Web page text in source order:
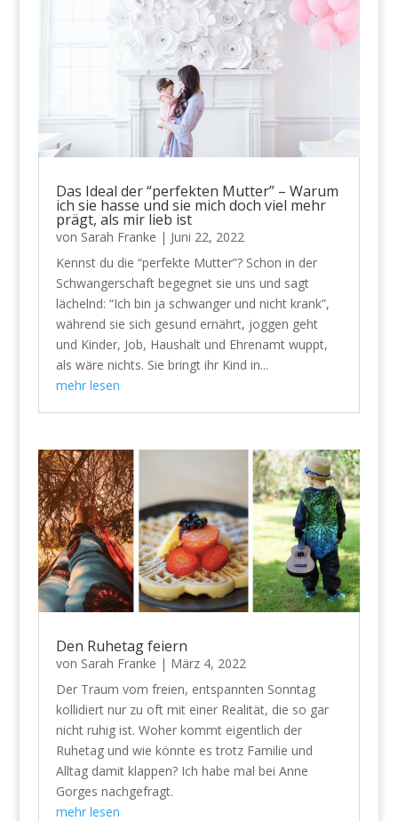
Das Ideal der “perfekten Mutter” – Warum
ich sie hasse und sie mich doch viel mehr
prägt, als mir lieb ist
von Sarah Franke | Juni 22, 2022
Kennst du die “perfekte Mutter”? Schon in der
Schwangerschaft begegnet sie uns und sagt
lächelnd: “Ich bin ja schwanger und nicht krank”,
während sie sich gesund ernährt, joggen geht
und Kinder, Job, Haushalt und Ehrenamt wuppt,
als wäre nichts. Sie bringt ihr Kind in...
mehr lesen
Den Ruhetag feiern
von Sarah Franke | März 4, 2022
Der Traum vom freien, entspannten Sonntag
kollidiert nur zu oft mit einer Realität, die so gar
nicht ruhig ist. Woher kommt eigentlich der
Ruhetag und wie könnte es trotz Familie und
Alltag damit klappen? Ich habe mal bei Anne
Gorges nachgefragt.
mehr lesen